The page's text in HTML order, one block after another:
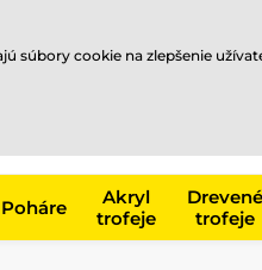
Poháre
Akryl
trofeje
Drevené
trofeje
súbory cookie na zlepšenie